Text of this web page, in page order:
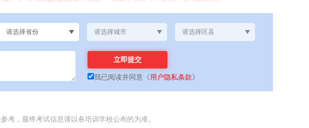
我已阅读并同意 《用户隐私条款》
考，最终考试信息请以各培训学校公布的为准。